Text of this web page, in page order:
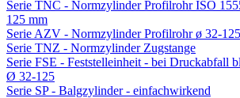
Serie TNC - Normzylinder Profilrohr ISO
125 mm
Serie AZV - Normzylinder Profilrohr ø 32-
Serie TNZ - Normzylinder Zugstange
Serie FSE - Feststelleinheit - bei Druckabfall
Ø 32-125
Serie SP - Balgzylinder - einfachwirkend